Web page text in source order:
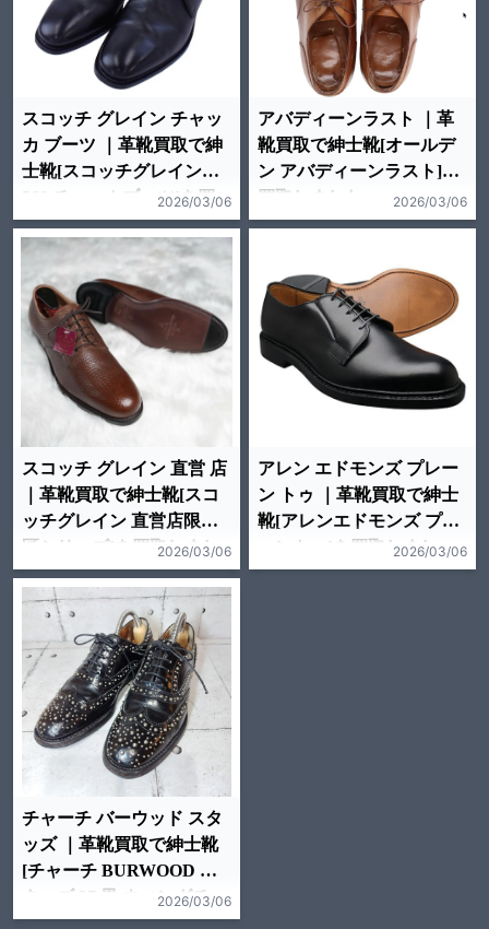
スコッチ グレイン チャッ
カ ブーツ ｜革靴買取で紳
士靴[スコッチグレイン
560 チャッカブーツ]を買
取しました。
2026/03/06
アバディーンラスト ｜革
靴買取で紳士靴[オールデ
ン アバディーンラスト]を
買取しました。
2026/03/06
スコッチ グレイン 直営 店
｜革靴買取で紳士靴[スコ
ッチグレイン 直営店限定
匠シリーズ]を買取しまし
た。
2026/03/06
アレン エドモンズ プレー
ン トゥ ｜革靴買取で紳士
靴[アレンエドモンズ プレ
ーントゥ]を買取しまし
た。
2026/03/06
チャーチ バーウッド スタ
ッズ ｜革靴買取で紳士靴
[チャーチ BURWOOD ス
タッズ 37 黒 ウィングチッ
プ バーウッド ]を買取しま
2026/03/06